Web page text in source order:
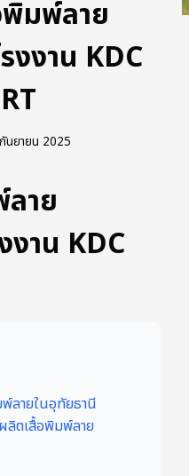
มพ์ลาย
งงาน KDC
นยายน 2025
าย
งาน KDC
ลายในอุทัยธานี
ลิตเสื้อพิมพ์ลาย